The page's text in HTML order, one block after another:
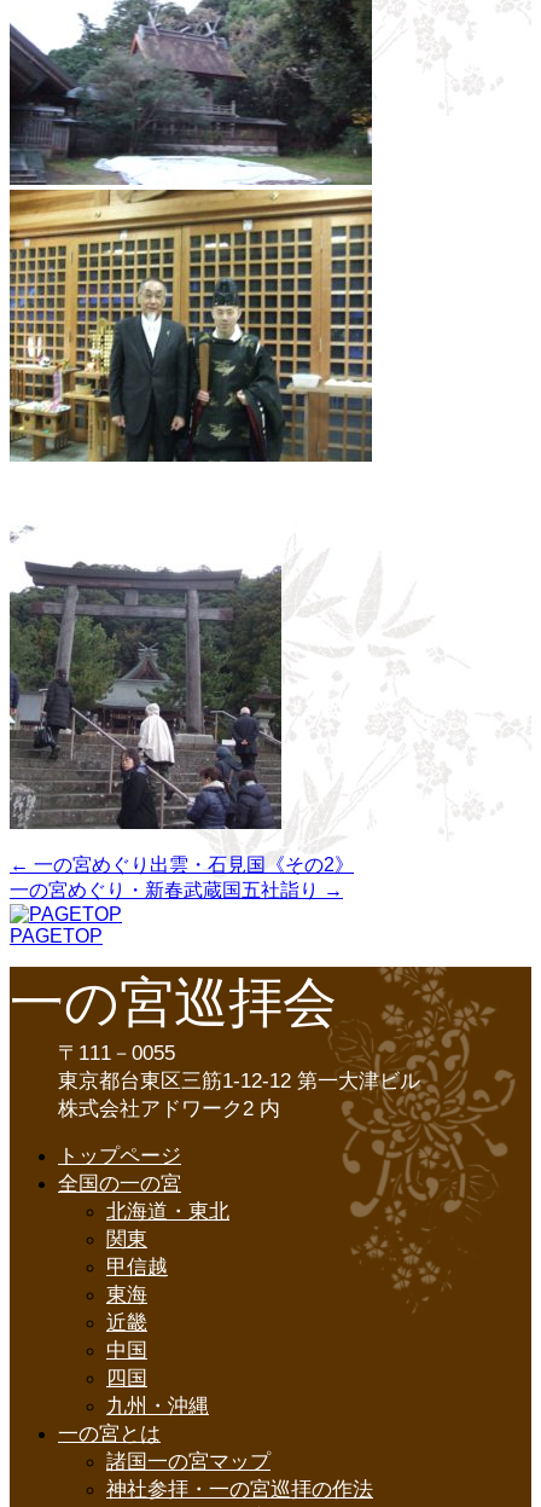
← 一の宮めぐり出雲・石見国《その2》
一の宮めぐり・新春武蔵国五社詣り
→
PAGETOP
一の宮巡拝会
〒111－0055
東京都台東区三筋1-12-12 第一大津ビル
株式会社アドワーク2 内
トップページ
全国の一の宮
北海道・東北
関東
甲信越
東海
近畿
中国
四国
九州・沖縄
一の宮とは
諸国一の宮マップ
神社参拝・一の宮巡拝の作法